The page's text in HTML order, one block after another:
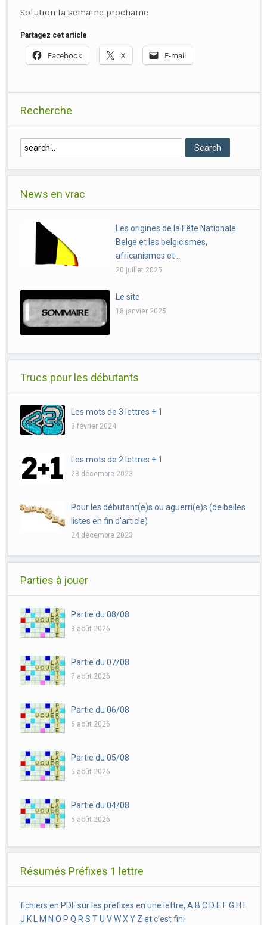
Solution la semaine prochaine
Partagez cet article
Facebook X E-mail
Recherche
News en vrac
Les origines de la Fête Nationale
Belge et les belgicismes,
africanismes et …
20 juillet 2025
Le site
18 janvier 2025
Trucs pour les débutants
Les mots de 3 lettres + 1
3 février 2024
Les mots de 2 lettres + 1
28 décembre 2023
Pour les débutant(e)s ou aguerri(e)s (de belles
listes en fin d’article)
24 décembre 2023
Parties à jouer
Partie du 08/08
8 août 2026
Partie du 07/08
7 août 2026
Partie du 06/08
6 août 2026
Partie du 05/08
5 août 2026
Partie du 04/08
5 août 2026
Résumés Préfixes 1 lettre
fichiers en PDF sur les préfixes en une lettre, A B C D E F G H I
J K L M N O P Q R S T U V W X Y Z et c’est fini